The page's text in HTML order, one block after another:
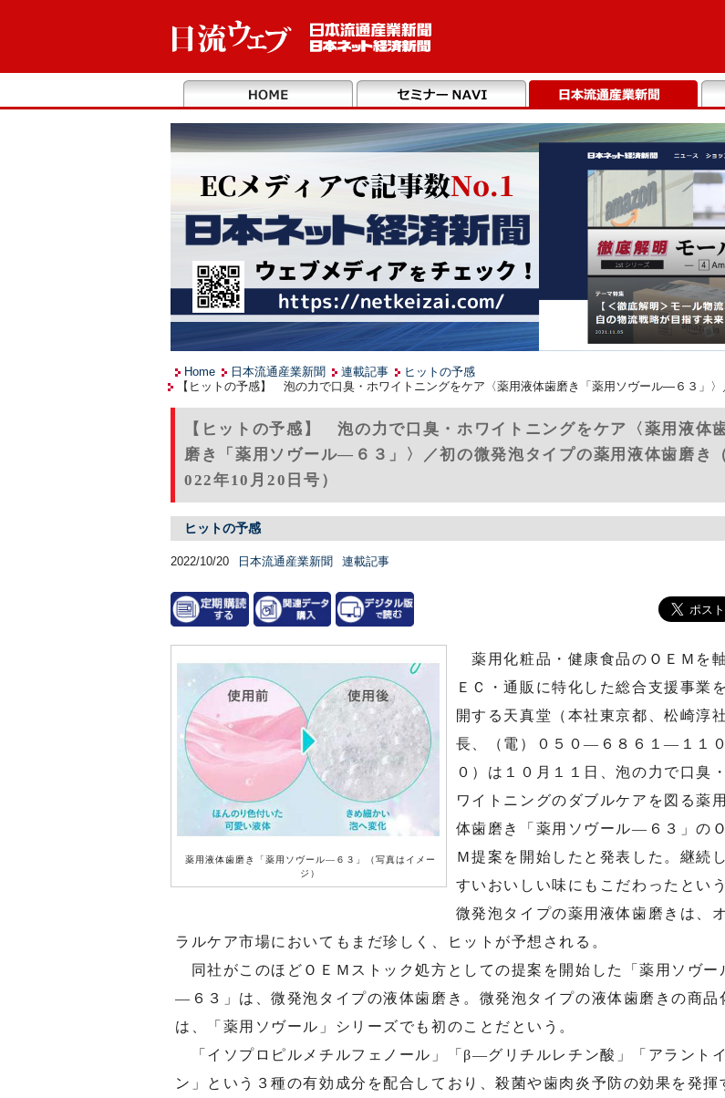
Home 日本流通産業新聞 連載記事
ヒットの予感
【ヒットの予感】 泡の力で口臭・ホワイトニングをケア〈薬用液体歯磨き「薬用ソヴール―６３」〉
【ヒットの予感】 泡の力で口臭・ホワイトニングをケア〈薬用液体
磨き「薬用ソヴール―６３」〉／初の微発泡タイプの薬用液体歯磨き
022年10月20日号）
ヒットの予感
2022/10/20 日本流通産業新聞 連載記事
薬用液体歯磨き「薬用ソヴール―６３」（写真はイメー
ジ）
薬用化粧品・健康食品のＯＥＭを
ＥＣ・通販に特化した総合支援事業
開する天真堂（本社東京都、松崎淳社
長、（電）０５０―６８６１―１１０
０）は１０月１１日、泡の力で口臭
ワイトニングのダブルケアを図る薬
体歯磨き「薬用ソヴール―６３」の
Ｍ提案を開始したと発表した。継続
すいおいしい味にもこだわったという
微発泡タイプの薬用液体歯磨きは、
ラルケア市場においてもまだ珍しく、ヒットが予想される。
同社がこのほどＯＥＭストック処方としての提案を開始した「薬用ソヴー
―６３」は、微発泡タイプの液体歯磨き。微発泡タイプの液体歯磨きの商品
は、「薬用ソヴール」シリーズでも初のことだという。
「イソプロピルメチルフェノール」「β―グリチルレチン酸」「アラントイ
ン」という３種の有効成分を配合しており、殺菌や歯肉炎予防の効果を発揮